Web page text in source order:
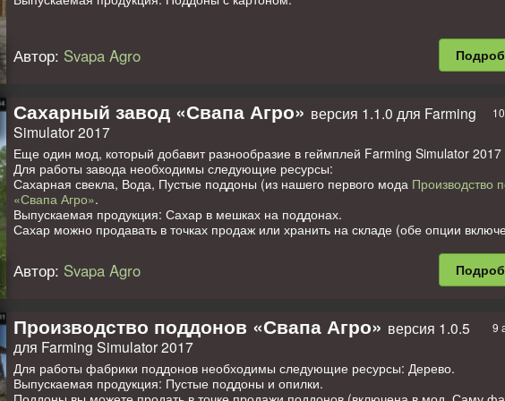
или применить в других наших модах из производственной линейки.
Совместимость с другими модами будет периодически проверяться.
Автор: Svapa Agro
Сахарный завод «Свапа Агро» версия 1.1.0 для Farming
Simulator 2017
Еще один мод, который добавит разнообразие в геймплей Farming Simulator 2017
Для работы завода необходимы следующие ресурсы:
Сахарная свекла, Вода, Пустые поддоны (из нашего первого мода Производство
«Свапа Агро».
Выпускаемая продукция: Сахар в мешках на поддонах.
Сахар можно продавать в точках продаж или хранить на складе (обе опции
будущем по более выгодной цене или для использования в наших будущих
Также внесены изменения в магазин покупок в игре.
Теперь наши производства можно купить в категории «Свапа Агро
Мод совместим на 100% со всеми нашими модами. Работоспособность
стандартных картах FS17.
Автор: Svapa Agro
9
Производство поддонов «Свапа Агро» версия 1.0.5
для Farming Simulator 2017
Для работы фабрики поддонов необходимы следующие ресурсы: Дерево.
Выпускаемая продукция: Пустые поддоны и опилки.